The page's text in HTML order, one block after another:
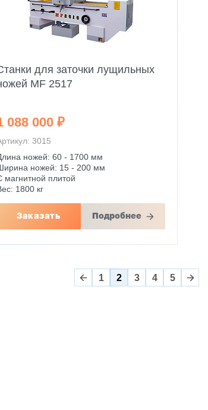
для заточки лущильных
MF 2517
088 000 ₽
3015
ножей: 60 - 1700 мм
ножей: 15 - 200 мм
магнитной плитой
1800 кг
Заказать Подробнее
1 2 3 4 5